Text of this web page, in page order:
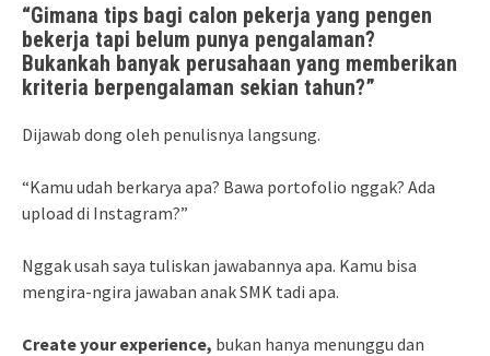
“Gimana tips bagi calon pekerja yang pengen
bekerja tapi belum punya pengalaman?
Bukankah banyak perusahaan yang memberikan
kriteria berpengalaman sekian tahun?”
Dijawab dong oleh penulisnya langsung.
“Kamu udah berkarya apa? Bawa portofolio nggak? Ada
upload di Instagram?”
Nggak usah saya tuliskan jawabannya apa. Kamu bisa
mengira-ngira jawaban anak SMK tadi apa.
Create your experience, bukan hanya menunggu dan